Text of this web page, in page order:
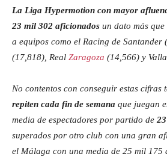
La Liga Hypermotion con mayor
23 mil 302 aficionados un dato más
a equipos como el Racing de Santander
(17,818), Real Zaragoza (14,566) y
No contentos con conseguir estas cifras
repiten cada fin de semana que juegan
media de espectadores por partido de
superados por otro club con una gran
el Málaga con una media de 25 mil